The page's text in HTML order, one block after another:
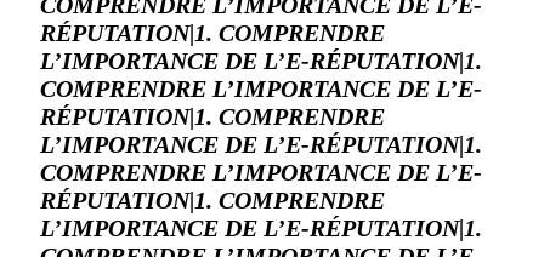
RÉPUTATION|1. COMPRENDRE
L’IMPORTANCE DE L’E-RÉPUTATION|1.
COMPRENDRE L’IMPORTANCE DE L’E-
RÉPUTATION|1. COMPRENDRE
L’IMPORTANCE DE L’E-RÉPUTATION|1.
COMPRENDRE L’IMPORTANCE DE L’E-
RÉPUTATION|1. COMPRENDRE
L’IMPORTANCE DE L’E-RÉPUTATION|1.